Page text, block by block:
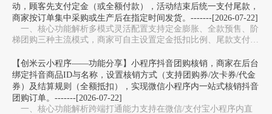
动，顾客先支付定金（或全额付款），活动结束后统一支付尾款，
商家按订单集中采购或生产后在指定时间发货。-------[2026-07-22]
一、核心功能解析多模式灵活配置‌支持定金膨胀、全款预售、阶
梯团购三种主流模式，商家可自主设置定金抵扣比例、尾款支付周
【创米云小程序——功能分享】小程序抖音团购核销，商家在后台
绑定抖音商品ID与名称，设置核销方式（支持团购券/次卡券/代金
券）及结算规则（全额抵扣），实现微信小程序内一站式核销抖音
团购订单。-------[2026-07-22]
一、核心功能解析跨端打通能力‌支持在微信/支付宝小程序内直